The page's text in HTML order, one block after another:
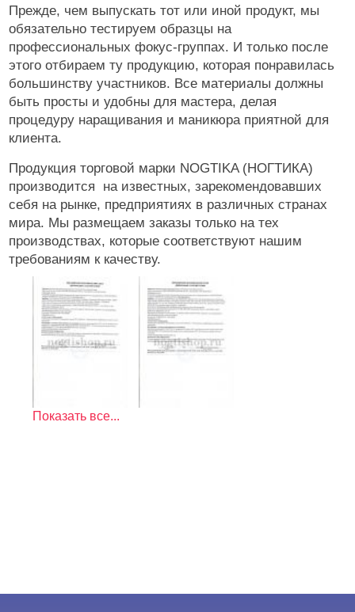
Втирка, хлопья Юки
Слюда, пралине
Стразы, жемчуг, пикси
Инструменты
Лаки для ногтей
Пилки, блоки
Уход
Косметика
Оборудование
Расходные
Прежде, чем выпускать тот или иной продукт, мы
обязательно тестируем образцы на
профессиональных фокус-группах. И только после
этого отбираем ту продукцию, которая понравилась
большинству участников. Все материалы должны
быть просты и удобны для мастера, делая
процедуру наращивания и маникюра приятной для
клиента.
Продукция торговой марки NOGTIKA (НОГТИКА)
производится на известных, зарекомендовавших
себя на рынке, предприятиях в различных странах
мира. Мы размещаем заказы только на тех
производствах, которые соответствуют нашим
требованиям к качеству.
Показать все...